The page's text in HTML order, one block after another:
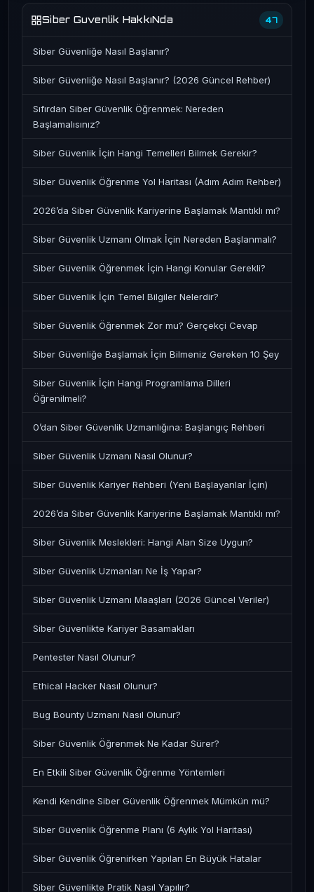
Siber Guvenlik HakkıNda 47
Siber Güvenliğe Nasıl Başlanır?
Siber Güvenliğe Nasıl Başlanır? (2026 Güncel Rehber)
Sıfırdan Siber Güvenlik Öğrenmek: Nereden
Başlamalısınız?
Siber Güvenlik İçin Hangi Temelleri Bilmek Gerekir?
Siber Güvenlik Öğrenme Yol Haritası (Adım Adım Rehber)
2026’da Siber Güvenlik Kariyerine Başlamak Mantıklı mı?
Siber Güvenlik Uzmanı Olmak İçin Nereden Başlanmalı?
Siber Güvenlik Öğrenmek İçin Hangi Konular Gerekli?
Siber Güvenlik İçin Temel Bilgiler Nelerdir?
Siber Güvenlik Öğrenmek Zor mu? Gerçekçi Cevap
Siber Güvenliğe Başlamak İçin Bilmeniz Gereken 10 Şey
Siber Güvenlik İçin Hangi Programlama Dilleri
Öğrenilmeli?
0’dan Siber Güvenlik Uzmanlığına: Başlangıç Rehberi
Siber Güvenlik Uzmanı Nasıl Olunur?
Siber Güvenlik Kariyer Rehberi (Yeni Başlayanlar İçin)
2026’da Siber Güvenlik Kariyerine Başlamak Mantıklı mı?
Siber Güvenlik Meslekleri: Hangi Alan Size Uygun?
Siber Güvenlik Uzmanları Ne İş Yapar?
Siber Güvenlik Uzmanı Maaşları (2026 Güncel Veriler)
Siber Güvenlikte Kariyer Basamakları
Pentester Nasıl Olunur?
Ethical Hacker Nasıl Olunur?
Bug Bounty Uzmanı Nasıl Olunur?
Siber Güvenlik Öğrenmek Ne Kadar Sürer?
En Etkili Siber Güvenlik Öğrenme Yöntemleri
Kendi Kendine Siber Güvenlik Öğrenmek Mümkün mü?
Siber Güvenlik Öğrenme Planı (6 Aylık Yol Haritası)
Siber Güvenlik Öğrenirken Yapılan En Büyük Hatalar
Siber Güvenlikte Pratik Nasıl Yapılır?